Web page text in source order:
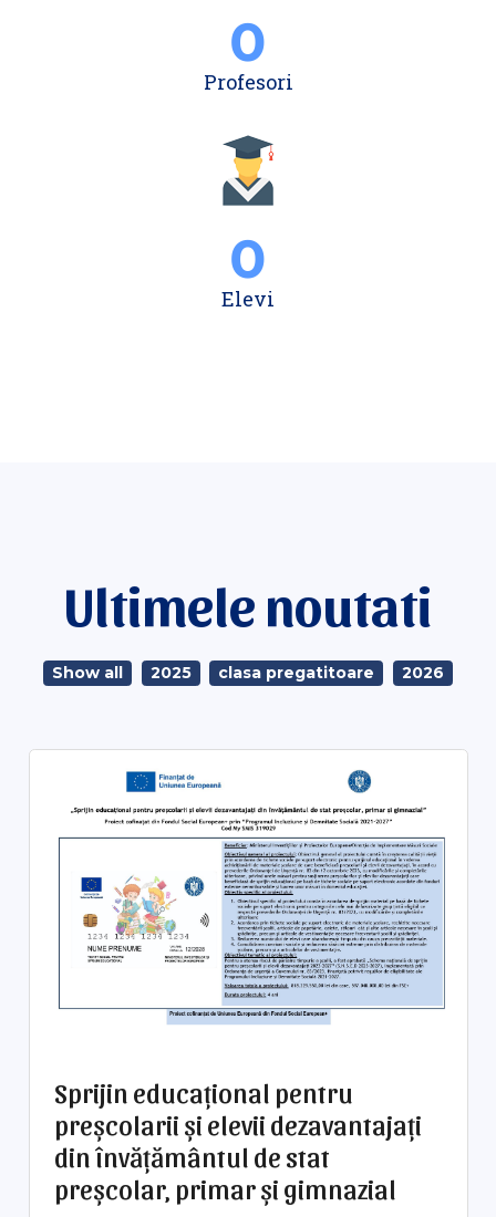
0
Profesori
0
Elevi
Ultimele noutati
Show all 2025 clasa pregatitoare 2026
Sprijin educațional pentru
preșcolarii și elevii dezavantajați
din învățământul de stat
preșcolar, primar și gimnazial